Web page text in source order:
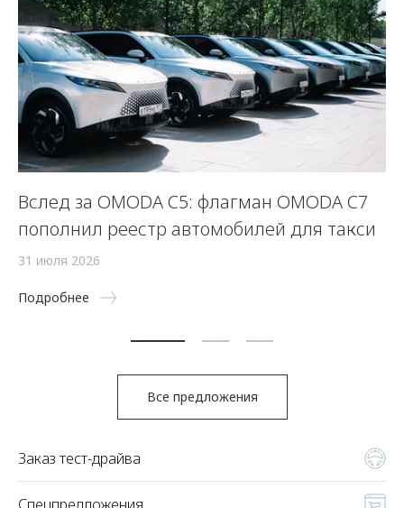
Вслед за OMODA C5: флагман OMODA C7
пополнил реестр автомобилей для такси
31 июля 2026
Подробнее
Все предложения
Заказ тест-драйва